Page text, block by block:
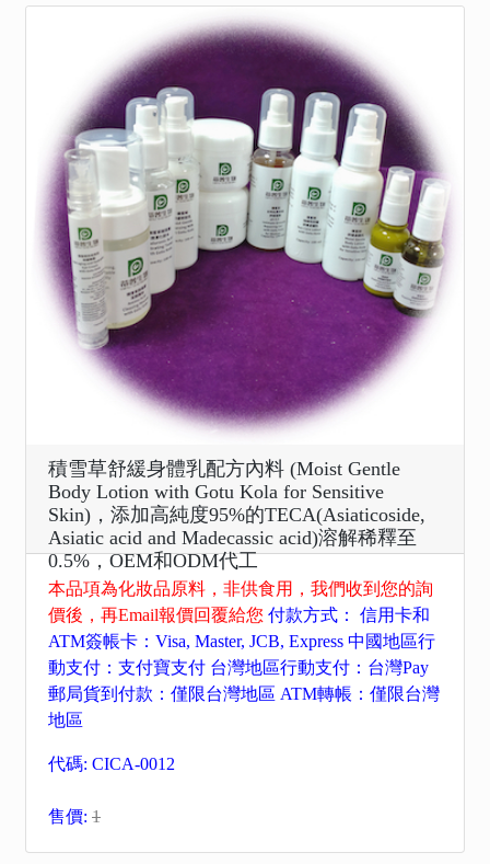
積雪草舒緩身體乳配方內料 (Moist Gentle
Body Lotion with Gotu Kola for Sensitive
Skin)，添加高純度95%的TECA(Asiaticoside,
Asiatic acid and Madecassic acid)溶解稀釋至
0.5%，OEM和ODM代工
本品項為化妝品原料，非供食用，我們收到您的詢
價後，再Email報價回覆給您 付款方式： 信用卡和
ATM簽帳卡：Visa, Master, JCB, Express 中國地區行
動支付：支付寶支付 台灣地區行動支付：台灣Pay
郵局貨到付款：僅限台灣地區 ATM轉帳：僅限台灣
地區
代碼: CICA-0012
售價: 1